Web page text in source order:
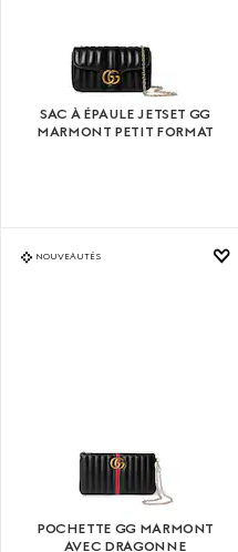
SAC À ÉPAULE JETSET GG
MARMONT PETIT FORMAT
NOUVEAUTÉS
POCHETTE GG MARMONT
AVEC DRAGONNE